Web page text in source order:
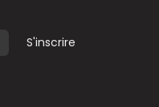
S'inscrire